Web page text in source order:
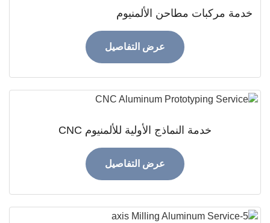
مركبات مطاحن الألمنيوم
عرض التفاصيل
خدمة النماذج الأولية للألمنيوم CNC
عرض التفاصيل